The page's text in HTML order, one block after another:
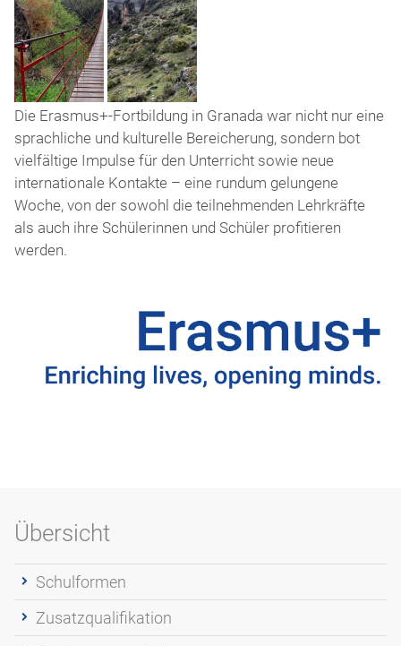
Cahorros
de
Monachil
im
Nationalpark
der
Sierra
Wanderung-
im-
Sierra-
Nevada-
Nationalpark
Die Erasmus+-Fortbildung in Granada war nicht nur eine
sprachliche und kulturelle Bereicherung, sondern bot
vielfältige Impulse für den Unterricht sowie neue
internationale Kontakte – eine rundum gelungene
Woche, von der sowohl die teilnehmenden Lehrkräfte
als auch ihre Schülerinnen und Schüler profitieren
werden.
Übersicht
Schulformen
Zusatzqualifikation